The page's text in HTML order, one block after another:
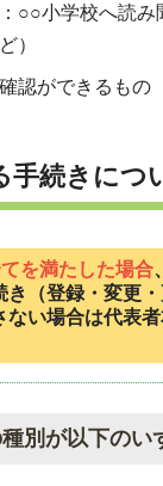
○○小学校へ読み
）
認ができるもの
手続きにつ
を満たした場合
き（登録・変更・
ない場合は代表
別が以下のい